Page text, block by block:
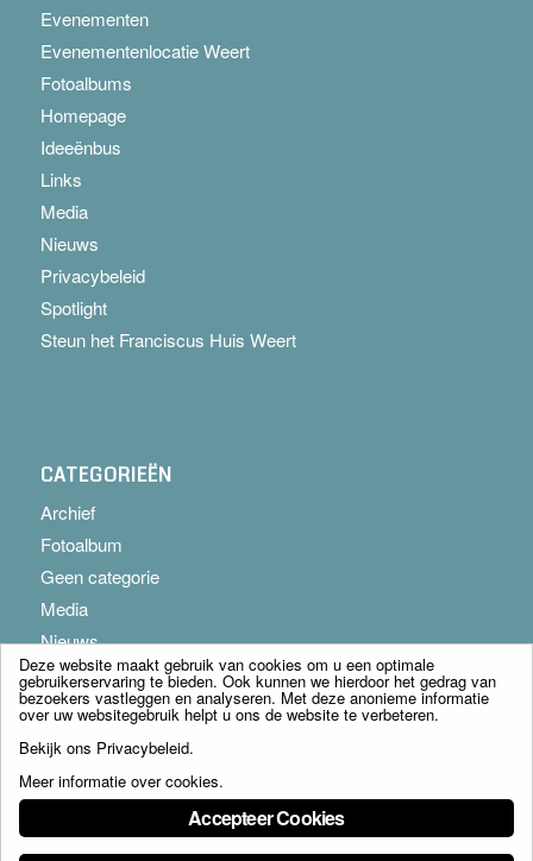
Evenementen
Evenementenlocatie Weert
Fotoalbums
Homepage
Ideeënbus
Links
Media
Nieuws
Privacybeleid
Spotlight
Steun het Franciscus Huis Weert
CATEGORIEËN
Archief
Fotoalbum
Geen categorie
Media
Nieuws
© Copyright - Franciscus Huis Weert B.V. - webdesign:
Deze website maakt gebruik van cookies om u een optimale
gebruikerservaring te bieden. Ook kunnen we hierdoor het gedrag van
bezoekers vastleggen en analyseren. Met deze anonieme informatie
over uw websitegebruik helpt u ons de website te verbeteren.
Bekijk ons Privacybeleid.
Meer informatie over cookies.
Accepteer Cookies